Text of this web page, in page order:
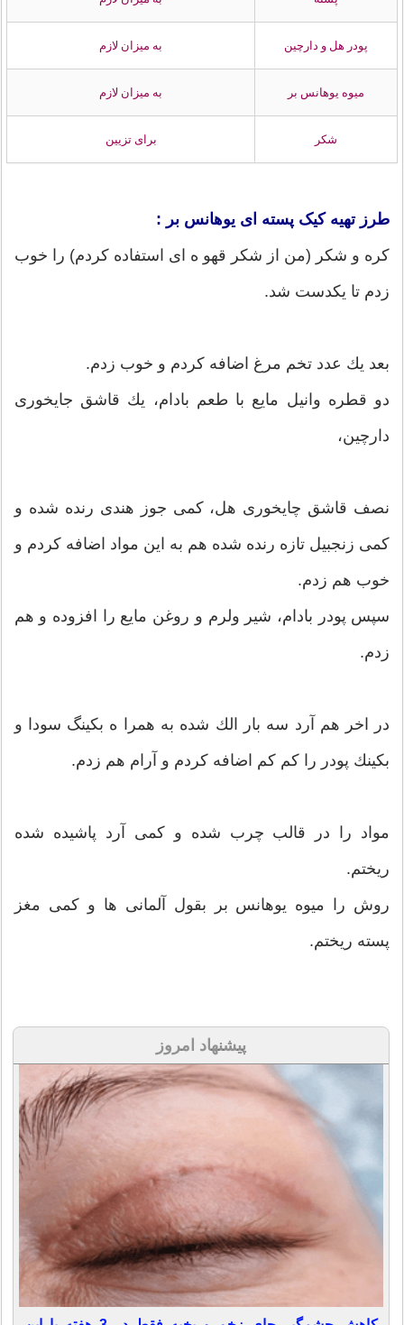
پودر هل و دارچین به میزان لازم
میوه یوهانس بر به میزان لازم
شکر برای تزیین
طرز تهیه کیک پسته ای یوهانس بر :
كره و شكر (من از شكر قهو ه اى استفاده كردم) را خوب
زدم تا يكدست شد.
بعد يك عدد تخم مرغ اضافه كردم و خوب زدم.
دو قطره وانيل مايع با طعم بادام، يك قاشق جايخورى
دارچين،
نصف قاشق چايخورى هل، كمى جوز هندى رنده شده و
كمى زنجبيل تازه رنده شده هم به اين مواد اضافه كردم و
خوب هم زدم.
سپس پودر بادام، شير ولرم و روغن مايع را افزوده و هم
زدم.
در اخر هم آرد سه بار الك شده به همرا ه بكينگ سودا و
بكينك پودر را كم كم اضافه کردم و آرام هم زدم.
مواد را در قالب چرب شده و كمى آرد پاشيده شده
ريختم.
روش را ميوه يوهانس بر بقول آلمانى ها و كمى مغز
پسته ريختم.
پیشنهاد امروز